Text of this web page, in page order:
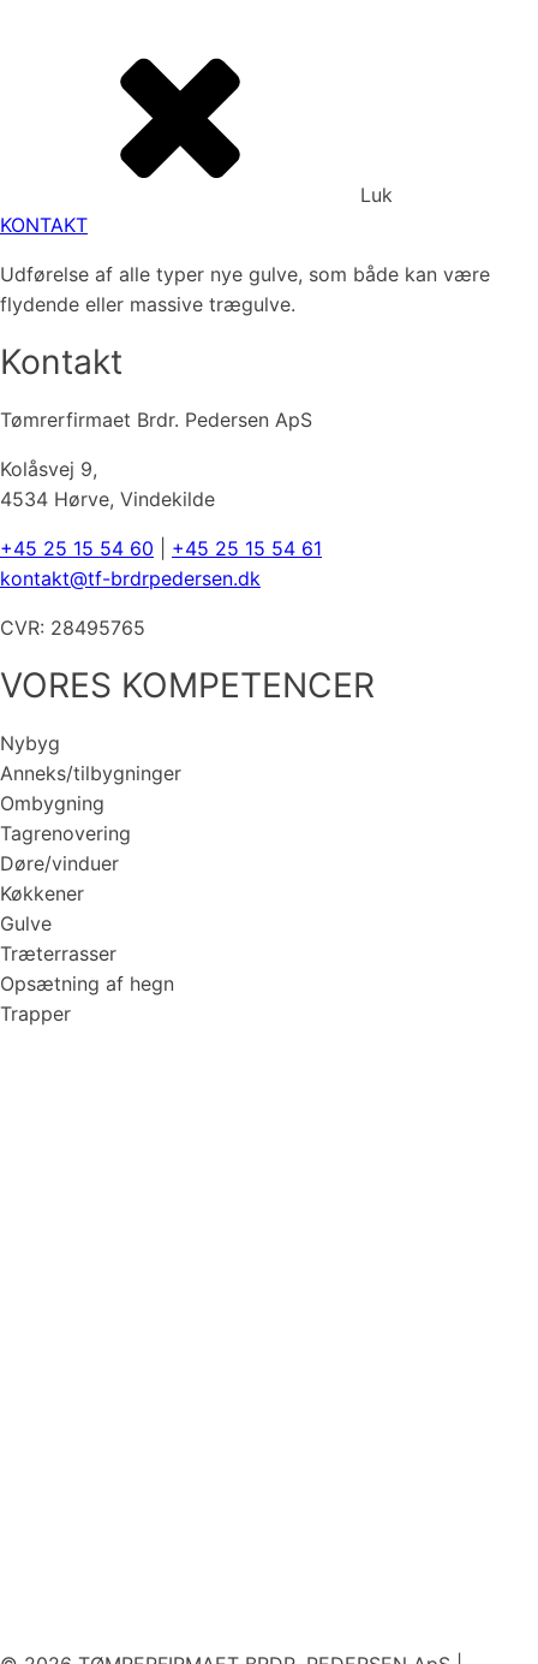
Luk
KONTAKT
Udførelse af alle typer nye gulve, som både kan være
flydende eller massive trægulve.
Kontakt
Tømrerfirmaet Brdr. Pedersen ApS
Kolåsvej 9,
4534 Hørve, Vindekilde
+45 25 15 54 60
+45 25 15 54 61
kontakt@tf-brdrpedersen.dk
CVR: 28495765
VORES KOMPETENCER
Nybyg
Anneks/tilbygninger
Ombygning
Tagrenovering
Døre/vinduer
Køkkener
Gulve
Træterrasser
Opsætning af hegn
Trapper